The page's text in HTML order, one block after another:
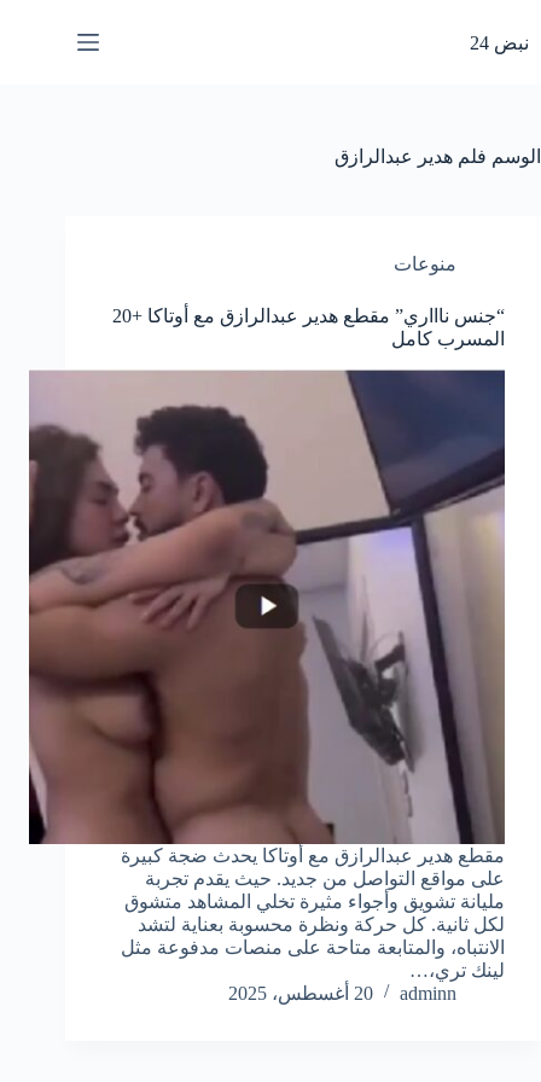
المحتوى
نبض 24
الوسم فلم هدير عبدالرازق
منوعات
“جنس ناااري” مقطع هدير عبدالرازق مع أوتاكا +20
المسرب كامل
مقطع هدير عبدالرازق مع أوتاكا يحدث ضجة كبيرة
على مواقع التواصل من جديد. حيث يقدم تجربة
مليانة تشويق وأجواء مثيرة تخلي المشاهد متشوق
لكل ثانية. كل حركة ونظرة محسوبة بعناية لتشد
الانتباه، والمتابعة متاحة على منصات مدفوعة مثل
لينك تري،…
adminn
20 أغسطس، 2025